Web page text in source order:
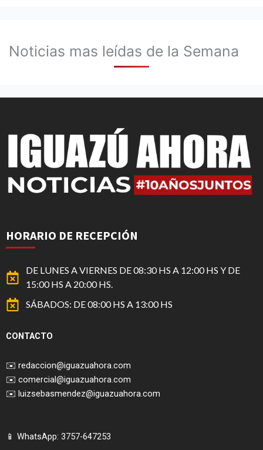
Noticias mas leídas de la Semana
HORARIO DE RECEPCIÓN
DE LUNES A VIERNES DE 08:30 HS A 12:00 HS Y DE
15:00 HS A 20:00 HS.
SÁBADOS: DE 08:00 HS A 13:00 HS
CONTACTO
✉️ redaccion@iguazuahora.com
✉️ comercial@iguazuahora.com
✉️ luizsebasmendez@iguazuahora.com
📱 WhatsApp: 3757-647253